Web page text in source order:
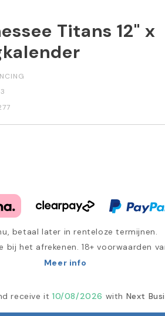
Titans 12" x
betaal later in renteloze termijnen.
bij het afrekenen. 18+ voorwaarden
Meer info
receive it 10/08/2026 with Next